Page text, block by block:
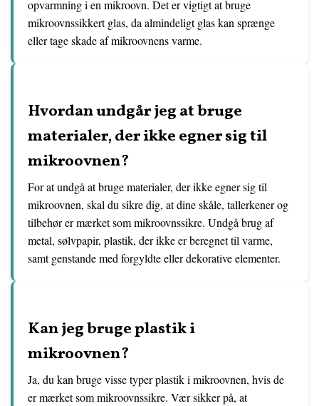
opvarmning i en mikroovn. Det er vigtigt at bruge
mikroovnssikkert glas, da almindeligt glas kan sprænge
eller tage skade af mikroovnens varme.
Hvordan undgår jeg at bruge
materialer, der ikke egner sig til
mikroovnen?
For at undgå at bruge materialer, der ikke egner sig til
mikroovnen, skal du sikre dig, at dine skåle, tallerkener og
tilbehør er mærket som mikroovnssikre. Undgå brug af
metal, sølvpapir, plastik, der ikke er beregnet til varme,
samt genstande med forgyldte eller dekorative elementer.
Kan jeg bruge plastik i
mikroovnen?
Ja, du kan bruge visse typer plastik i mikroovnen, hvis de
er mærket som mikroovnssikre. Vær sikker på, at